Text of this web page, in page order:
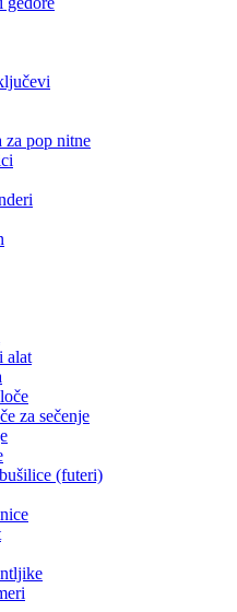
za pop nitne
alat
za sečenje
(futeri)